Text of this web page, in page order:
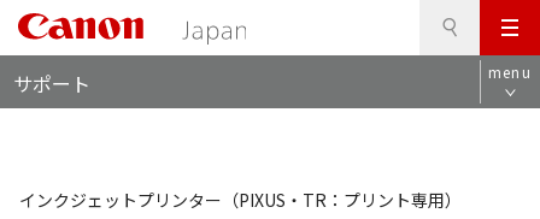
メ
ニ
ュ
サポート menu
インクジェットプリンター（PIXUS・TR：プリント専用）